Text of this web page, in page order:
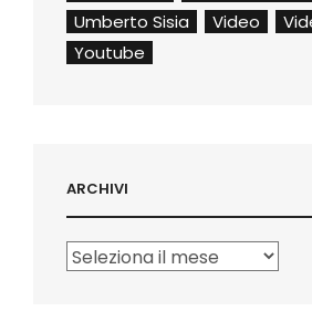
Umberto Sisia
Video
Youtube
ARCHIVI
Archivi